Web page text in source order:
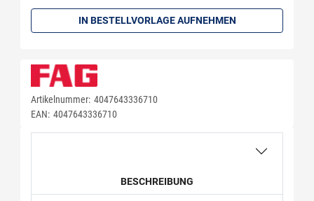
IN BESTELLVORLAGE AUFNEHMEN
Artikelnummer: 4047643336710
EAN: 4047643336710
BESCHREIBUNG